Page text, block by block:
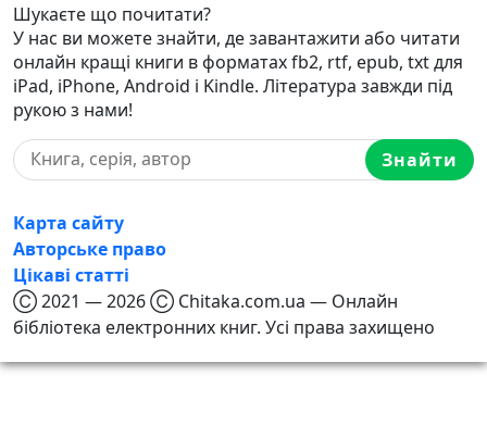
Шукаєте що почитати?
У нас ви можете знайти, де завантажити або читати
онлайн кращі книги в форматах fb2, rtf, epub, txt для
iPad, iPhone, Android і Kindle. Література завжди під
рукою з нами!
Знайти
Карта сайту
Авторське право
Цікаві статті
Ⓒ 2021 — 2026 Ⓒ Chitaka.com.ua — Онлайн
бібліотека електронних книг. Усі права захищено